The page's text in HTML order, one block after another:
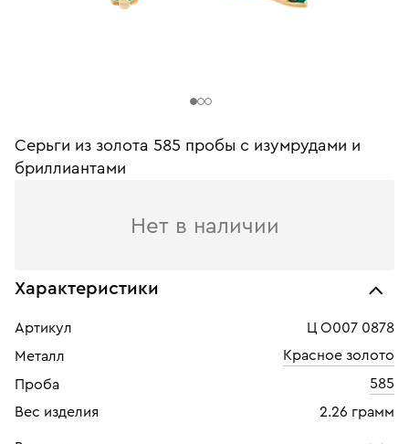
Серьги из золота 585 пробы c изумрудами и
бриллиантами
Нет в наличии
Характеристики
Артикул
Ц О007 0878
Металл
Красное золото
Проба
585
Вес изделия
2.26 грамм